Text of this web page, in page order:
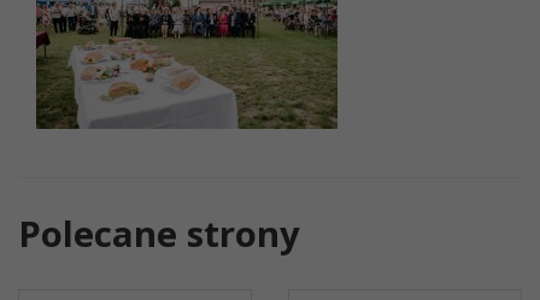
Polecane strony